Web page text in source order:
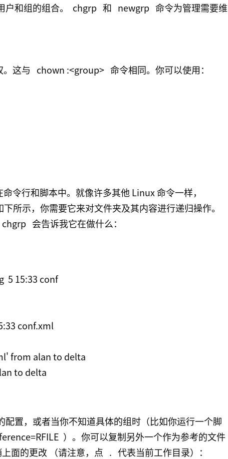
和组的组合。
chgrp 和 newgrp 命令为管理需要维
。这与 chown :<group> 命令相同。你可以使用：
令行和脚本中。就像许多其他 Linux 命令一样，
下所示，你需要它来对文件夹及其内容进行递归操作。
chgrp 会告诉我它在做什么：
5 15:33 conf
conf.xml
from alan to delta
to delta
配置，或者当你不知道具体的组时（比如你运行一个脚
）。你可以复制另外一个作为参考的文件
上面的更改 （请注意，点 . 代表当前工作目录）：